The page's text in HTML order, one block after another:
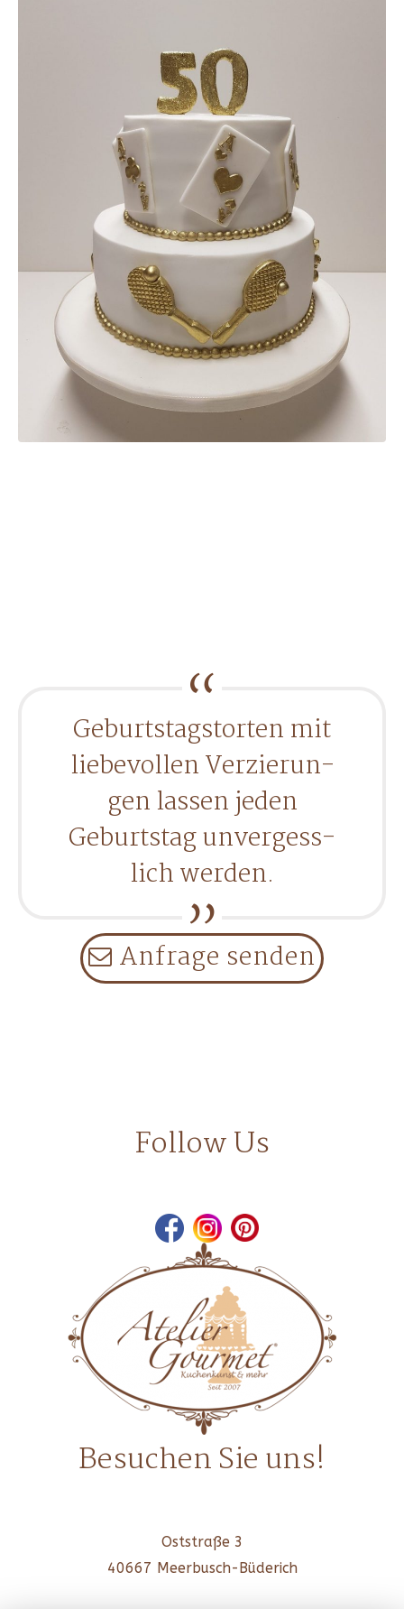
Geburts­tags­tor­ten mit
lie­be­vol­len Ver­zie­run­
gen las­sen jeden
Geburts­tag unver­gess­
lich wer­den.
Anfra­ge sen­den
Follow Us
Besuchen Sie uns!
Ost­stra­ße 3
40667 Meer­busch-Büde­rich